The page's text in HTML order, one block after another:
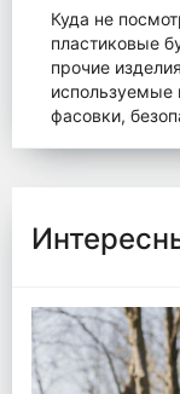
Куда не
пластиковые
прочие
используемые
фасовки,